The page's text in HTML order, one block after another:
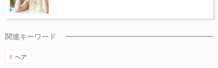
関連キーワード
ヘア